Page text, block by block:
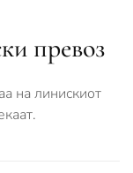
превоз
на линискиот